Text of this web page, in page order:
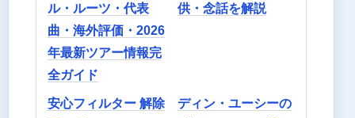
ル・ルーツ・代表
曲・海外評価・2026
年最新ツアー情報完
全ガイド
供・念話を解説
安心フィルター 解除
ディン・ユーシーの